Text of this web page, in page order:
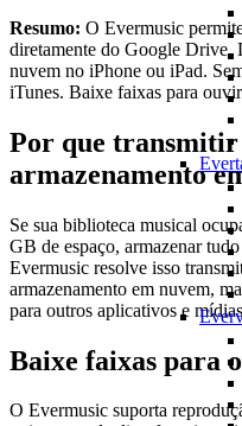
Resumo: O Evermusic
diretamente do Google Drive,
nuvem no iPhone ou iPad.
iTunes. Baixe faixas para
Por que transmitir
armazenamento
Se sua biblioteca musical
GB de espaço, armazenar
Evermusic resolve isso
armazenamento em nuvem,
para outros aplicativos e
Baixe faixas para
O Evermusic suporta